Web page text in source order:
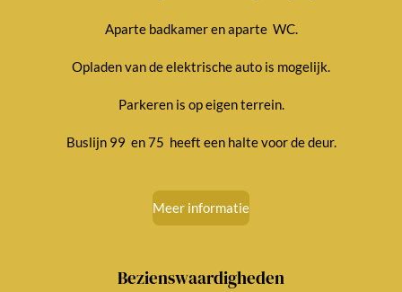
Aparte badkamer en aparte WC.
Opladen van de elektrische auto is mogelijk.
Parkeren is op eigen terrein.
Buslijn 99 en 75 heeft een halte voor de deur.
Meer informatie
Bezienswaardigheden